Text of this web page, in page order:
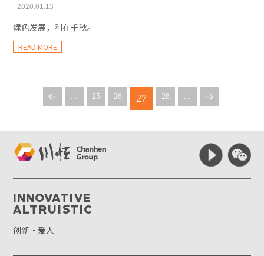
2020.01.13
绿色发展，利在千秋。
READ MORE
... 25 26 27 28 ...
Innovative
Altruistic
创新·爱人